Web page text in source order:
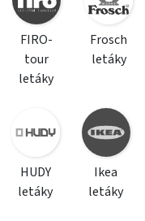
FIRO-
tour
letáky
Frosch
letáky
HUDY
letáky
Ikea
letáky